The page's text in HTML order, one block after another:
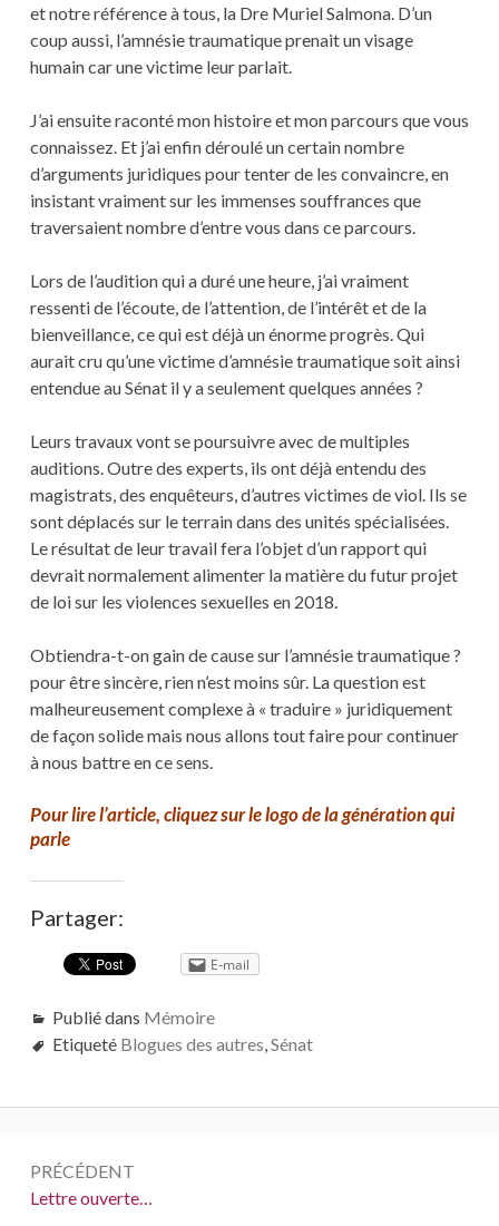
et notre référence à tous, la Dre Muriel Salmona. D’un
coup aussi, l’amnésie traumatique prenait un visage
humain car une victime leur parlait.
J’ai ensuite raconté mon histoire et mon parcours que vous
connaissez. Et j’ai enfin déroulé un certain nombre
d’arguments juridiques pour tenter de les convaincre, en
insistant vraiment sur les immenses souffrances que
traversaient nombre d’entre vous dans ce parcours.
Lors de l’audition qui a duré une heure, j’ai vraiment
ressenti de l’écoute, de l’attention, de l’intérêt et de la
bienveillance, ce qui est déjà un énorme progrès. Qui
aurait cru qu’une victime d’amnésie traumatique soit ainsi
entendue au Sénat il y a seulement quelques années ?
Leurs travaux vont se poursuivre avec de multiples
auditions. Outre des experts, ils ont déjà entendu des
magistrats, des enquêteurs, d’autres victimes de viol. Ils se
sont déplacés sur le terrain dans des unités spécialisées.
Le résultat de leur travail fera l’objet d’un rapport qui
devrait normalement alimenter la matière du futur projet
de loi sur les violences sexuelles en 2018.
Obtiendra-t-on gain de cause sur l’amnésie traumatique ?
pour être sincère, rien n’est moins sûr. La question est
malheureusement complexe à « traduire » juridiquement
de façon solide mais nous allons tout faire pour continuer
à nous battre en ce sens.
Pour lire l’article, cliquez sur le logo de la génération qui
parle
Partager:
E-mail
Publié dans Mémoire
Etiqueté Blogues des autres Sénat
Navigation
de
PRÉCÉDENT
Précédent :
Lettre ouverte…